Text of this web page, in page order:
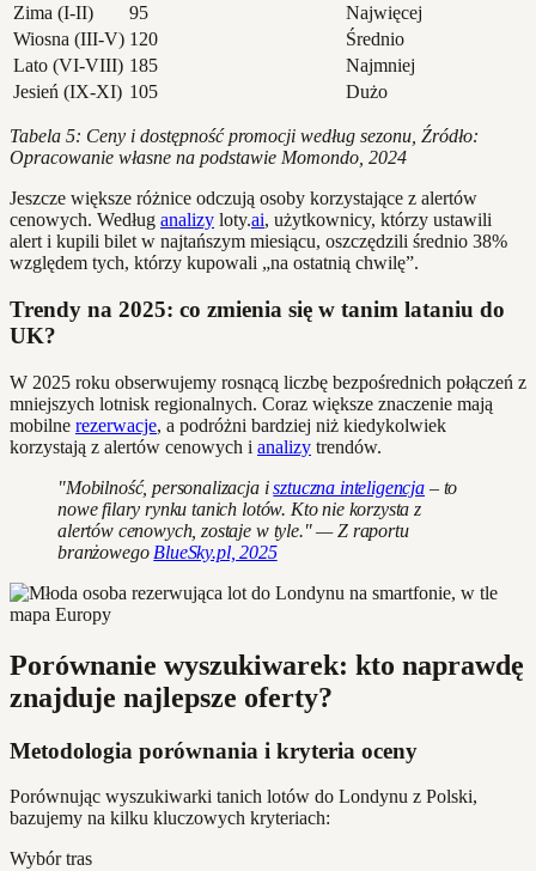
Zima (I-II)
95
Najwięcej
Wiosna (III-V) 120
Średnio
Lato (VI-VIII) 185
Najmniej
Jesień (IX-XI) 105 Dużo
Tabela 5: Ceny i dostępność promocji według sezonu, Źródło:
Opracowanie własne na podstawie Momondo, 2024
Jeszcze większe różnice odczują osoby korzystające z alertów
cenowych. Według analizy loty.ai, użytkownicy, którzy ustawili
alert i kupili bilet w najtańszym miesiącu, oszczędzili średnio 38%
względem tych, którzy kupowali „na ostatnią chwilę”.
Trendy na 2025: co zmienia się w tanim lataniu do
UK?
W 2025 roku obserwujemy rosnącą liczbę bezpośrednich połączeń z
mniejszych lotnisk regionalnych. Coraz większe znaczenie mają
mobilne rezerwacje, a podróżni bardziej niż kiedykolwiek
korzystają z alertów cenowych i analizy trendów.
"Mobilność, personalizacja isztuczna inteligencja – to
nowe filary rynku tanich lotów. Kto nie korzysta z
alertów cenowych, zostaje w tyle." — Z raportu
branżowego BlueSky.pl, 2025
Porównanie wyszukiwarek: kto naprawdę
znajduje najlepsze oferty?
Metodologia porównania i kryteria oceny
Porównując wyszukiwarki tanich lotów do Londynu z Polski,
bazujemy na kilku kluczowych kryteriach:
Wybór tras